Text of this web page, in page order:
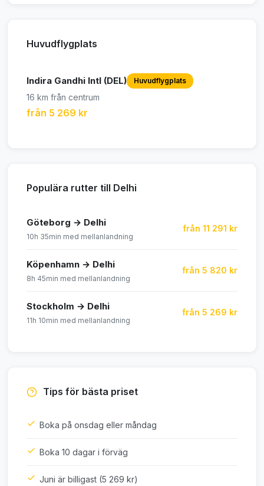
Huvudflygplats
Indira Gandhi Intl (DEL) Huvudflygplats
16 km från centrum
från 5 269 kr
Populära rutter till Delhi
Göteborg → Delhi
10h 35min med mellanlandning
från 11 291 kr
Köpenhamn → Delhi
8h 45min med mellanlandning
från 5 820 kr
Stockholm → Delhi
11h 10min med mellanlandning
från 5 269 kr
Tips för bästa priset
Boka på onsdag eller måndag
Boka 10 dagar i förväg
Juni är billigast (5 269 kr)